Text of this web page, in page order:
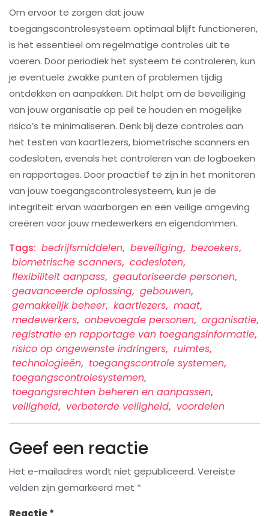
Om ervoor te zorgen dat jouw
toegangscontrolesysteem optimaal blijft functioneren,
is het essentieel om regelmatige controles uit te
voeren. Door periodiek het systeem te controleren, kun
je eventuele zwakke punten of problemen tijdig
ontdekken en aanpakken. Dit helpt om de beveiliging
van jouw organisatie op peil te houden en mogelijke
risico’s te minimaliseren. Denk bij deze controles aan
het testen van kaartlezers, biometrische scanners en
codesloten, evenals het controleren van de logboeken
en rapportages. Door proactief te zijn in het monitoren
van jouw toegangscontrolesysteem, kun je de
integriteit ervan waarborgen en een veilige omgeving
creëren voor jouw medewerkers en eigendommen.
Tags: bedrijfsmiddelen, beveiliging, bezoekers,
biometrische scanners, codesloten,
flexibiliteit aanpass, geautoriseerde personen,
geavanceerde oplossing, gebouwen,
gemakkelijk beheer, kaartlezers, maat,
medewerkers, onbevoegde personen, organisatie,
registratie en rapportage van toegangsinformatie,
risico op ongewenste indringers, ruimtes,
technologieën, toegangscontrole systemen,
toegangscontrolesystemen,
toegangsrechten beheren en aanpassen,
veiligheid, verbeterde veiligheid, voordelen
Geef een reactie
Het e-mailadres wordt niet gepubliceerd. Vereiste
velden zijn gemarkeerd met *
Reactie*